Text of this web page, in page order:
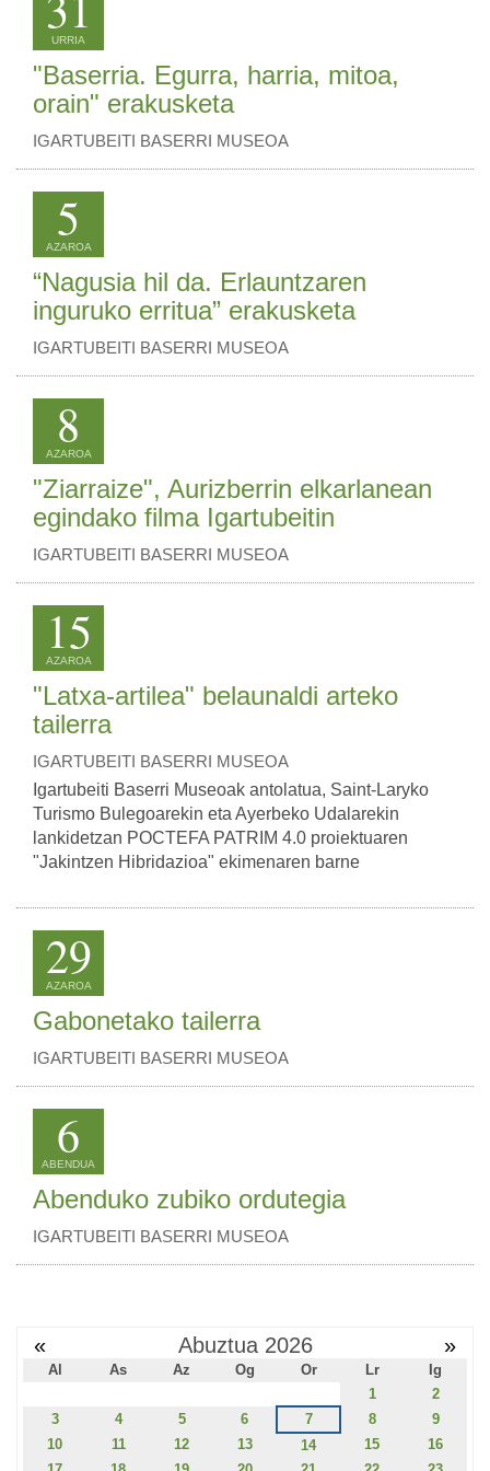
URRIA
"Baserria. Egurra, harria, mitoa,
orain" erakusketa
IGARTUBEITI BASERRI MUSEOA
5
AZAROA
“Nagusia hil da. Erlauntzaren
inguruko erritua” erakusketa
IGARTUBEITI BASERRI MUSEOA
8
AZAROA
"Ziarraize", Aurizberrin elkarlanean
egindako filma Igartubeitin
IGARTUBEITI BASERRI MUSEOA
15
AZAROA
"Latxa-artilea" belaunaldi arteko
tailerra
IGARTUBEITI BASERRI MUSEOA
Igartubeiti Baserri Museoak antolatua, Saint-Laryko
Turismo Bulegoarekin eta Ayerbeko Udalarekin
lankidetzan POCTEFA PATRIM 4.0 proiektuaren
"Jakintzen Hibridazioa" ekimenaren barne
29
AZAROA
Gabonetako tailerra
IGARTUBEITI BASERRI MUSEOA
6
ABENDUA
Abenduko zubiko ordutegia
IGARTUBEITI BASERRI MUSEOA
« Abuztua 2026 »
Al As Az Og Or Lr
Ig
1
2
3
4 5 6 7 8
9
10
11 12 13 14 15
16